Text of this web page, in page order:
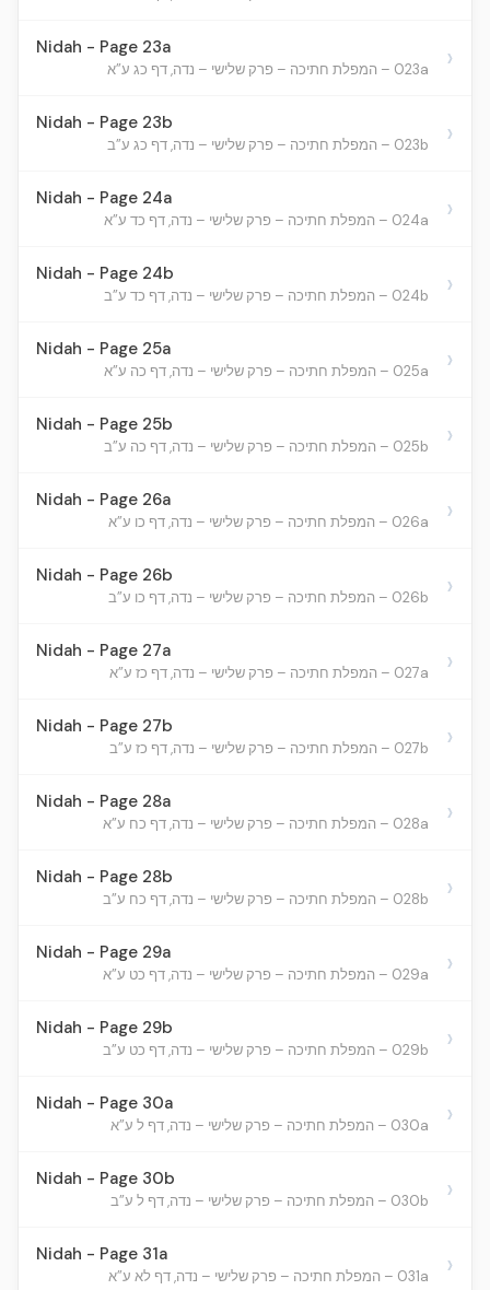
Nidah - Page 23a
023a – המפלת חתיכה – פרק שלישי – נדה, דף כג ע”א ›
Nidah - Page 23b
023b – המפלת חתיכה – פרק שלישי – נדה, דף כג ע”ב ›
Nidah - Page 24a
024a – המפלת חתיכה – פרק שלישי – נדה, דף כד ע”א ›
Nidah - Page 24b
024b – המפלת חתיכה – פרק שלישי – נדה, דף כד ע”ב ›
Nidah - Page 25a
025a – המפלת חתיכה – פרק שלישי – נדה, דף כה ע”א ›
Nidah - Page 25b
025b – המפלת חתיכה – פרק שלישי – נדה, דף כה ע”ב ›
Nidah - Page 26a
026a – המפלת חתיכה – פרק שלישי – נדה, דף כו ע”א ›
Nidah - Page 26b
026b – המפלת חתיכה – פרק שלישי – נדה, דף כו ע”ב ›
Nidah - Page 27a
027a – המפלת חתיכה – פרק שלישי – נדה, דף כז ע”א ›
Nidah - Page 27b
027b – המפלת חתיכה – פרק שלישי – נדה, דף כז ע”ב ›
Nidah - Page 28a
028a – המפלת חתיכה – פרק שלישי – נדה, דף כח ע”א ›
Nidah - Page 28b
028b – המפלת חתיכה – פרק שלישי – נדה, דף כח ע”ב ›
Nidah - Page 29a
029a – המפלת חתיכה – פרק שלישי – נדה, דף כט ע”א ›
Nidah - Page 29b
029b – המפלת חתיכה – פרק שלישי – נדה, דף כט ע”ב ›
Nidah - Page 30a
030a – המפלת חתיכה – פרק שלישי – נדה, דף ל ע”א ›
Nidah - Page 30b
030b – המפלת חתיכה – פרק שלישי – נדה, דף ל ע”ב ›
Nidah - Page 31a
031a – המפלת חתיכה – פרק שלישי – נדה, דף לא ע”א ›